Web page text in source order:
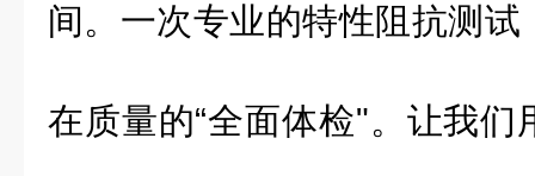
间。一次专业的特性阻抗测
在质量的“全面体检"。让我们